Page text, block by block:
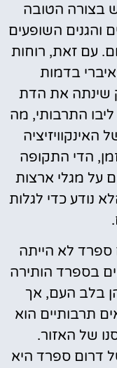
בצורה הטובה
והגנים השופעים
עם זאת, רוחות
בדמות
שינתה את הדת
התרבותי, מה
הדי התקופה
על מגלי ארצות
נודע כדי לגלות
ספרד לא הייתה
בספרד הותירה
בלב העם, אך
תרבותיים הוא
של האזור.
דרום ספרד היא